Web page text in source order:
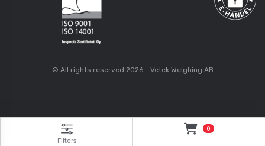
© All rights reserved 2026 - Vetek Weighing AB
Filters
0